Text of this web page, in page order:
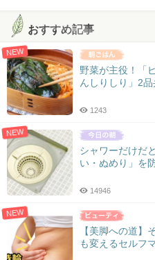
おすすめ記事
NEW
野菜が主役！「
んしりしり」2品
1243
NEW
シャワーだけだ
い・ぬめり」を
14946
NEW
【美脚への道】
も変えるセルフ